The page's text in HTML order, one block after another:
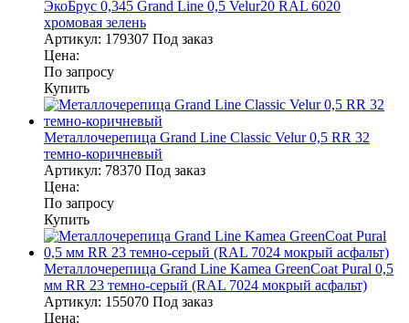
ЭкоБрус 0,345 Grand Line 0,5 Velur20 RAL 6020
хромовая зелень
Артикул: 179307 Под заказ
Цена:
По запросу
Купить
Металлочерепица Grand Line Classic Velur 0,5 RR 32
темно-коричневый
Артикул: 78370 Под заказ
Цена:
По запросу
Купить
Металлочерепица Grand Line Kamea GreenCoat Pural 0,5
мм RR 23 темно-серый (RAL 7024 мокрый асфальт)
Артикул: 155070 Под заказ
Цена: